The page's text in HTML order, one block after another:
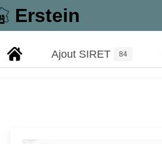
Erstein
Ajout SIRET 84